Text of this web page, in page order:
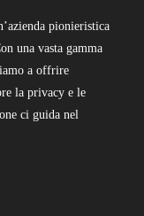
pionieristica
una vasta gamma
a offrire
la privacy e le
ci guida nel